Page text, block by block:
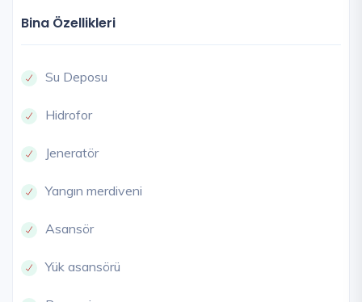
Bina Özellikleri
Su Deposu
Hidrofor
Jeneratör
Yangın merdiveni
Asansör
Yük asansörü